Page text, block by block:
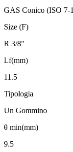
GAS Conico (ISO 7-
Size (F)
R 3/8"
Lf(mm)
11.5
Tipologia
Un Gommino
θ min(mm)
9.5